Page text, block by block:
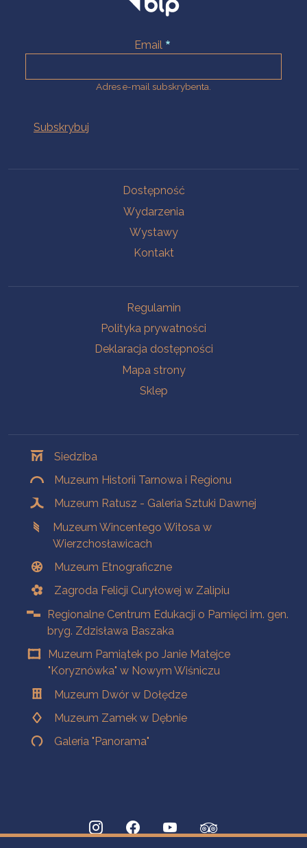
Email
Adres e-mail subskrybenta.
Dostępność
Wydarzenia
Wystawy
Kontakt
Regulamin
Polityka prywatności
Deklaracja dostępności
Mapa strony
Sklep
Siedziba
Muzeum Historii Tarnowa i Regionu
Muzeum Ratusz - Galeria Sztuki Dawnej
Muzeum Wincentego Witosa w
Wierzchosławicach
Muzeum Etnograficzne
Zagroda Felicji Curyłowej w Zalipiu
Regionalne Centrum Edukacji o Pamięci im. gen.
bryg. Zdzisława Baszaka
Muzeum Pamiątek po Janie Matejce
"Koryznówka" w Nowym Wiśniczu
Muzeum Dwór w Dołędze
Muzeum Zamek w Dębnie
Galeria "Panorama"